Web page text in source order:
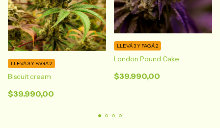
Biscuit cream
$39.990,00
LLEVÁ 3 Y PAGÁ 2
London Pound Cake
$39.990,00
LLEVÁ 3 Y PAGÁ 2